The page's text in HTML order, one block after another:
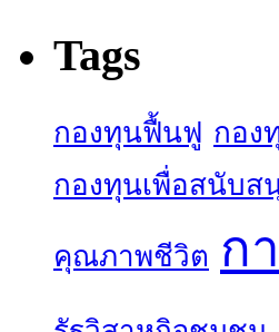
Tags
กองทุนฟื้นฟู กอง
กองทุนเพื่อสนับ
คุณภาพชีวิต ก